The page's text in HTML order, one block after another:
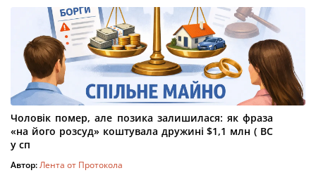
Чоловік помер, але позика залишилася: як фраза
«на його розсуд» коштувала дружині $1,1 млн ( ВС
у сп
Автор:Лента от Протокола